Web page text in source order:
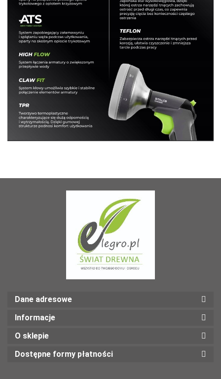
Dane adresowe
Informacje
O sklepie
Dostępne formy płatności